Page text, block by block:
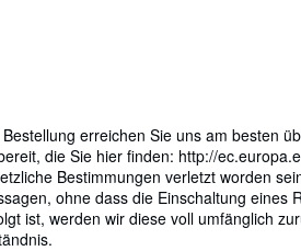
erreichen Sie uns am besten
die Sie hier finden: http://
Bestimmungen verletzt worden
ohne dass die Einschaltung
ist, werden wir diese voll umfänglich